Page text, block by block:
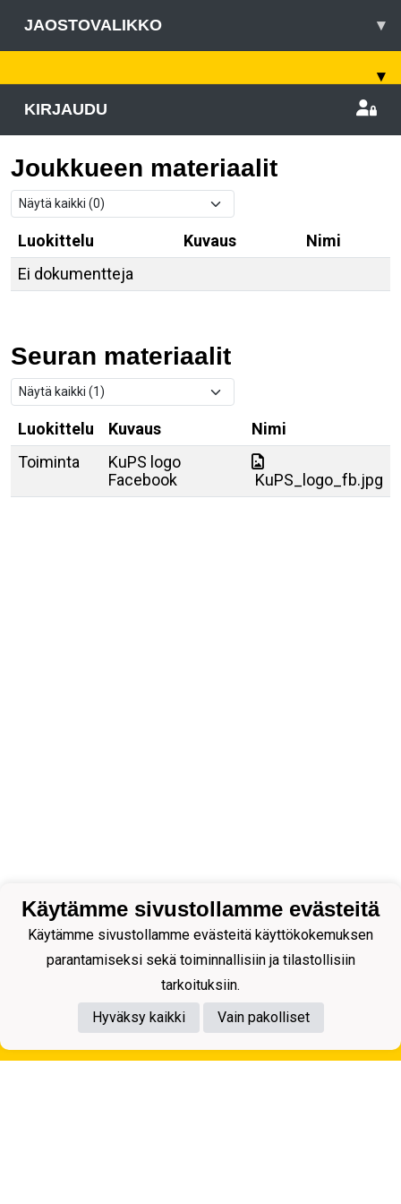
JAOSTOVALIKKO ▾
▾
KIRJAUDU
Joukkueen materiaalit
Luokittelu Kuvaus
Nimi
Ei dokumentteja
Seuran materiaalit
Luokittelu Kuvaus
Nimi
Toiminta
KuPS logo
Facebook
KuPS_logo_fb.jpg
Tietosuojaseloste
Käytämme sivustollamme evästeitä
Käytämme sivustollamme evästeitä käyttökokemuksen
parantamiseksi sekä toiminnallisiin ja tilastollisiin
tarkoituksiin.
Hyväksy kaikki
Vain pakolliset